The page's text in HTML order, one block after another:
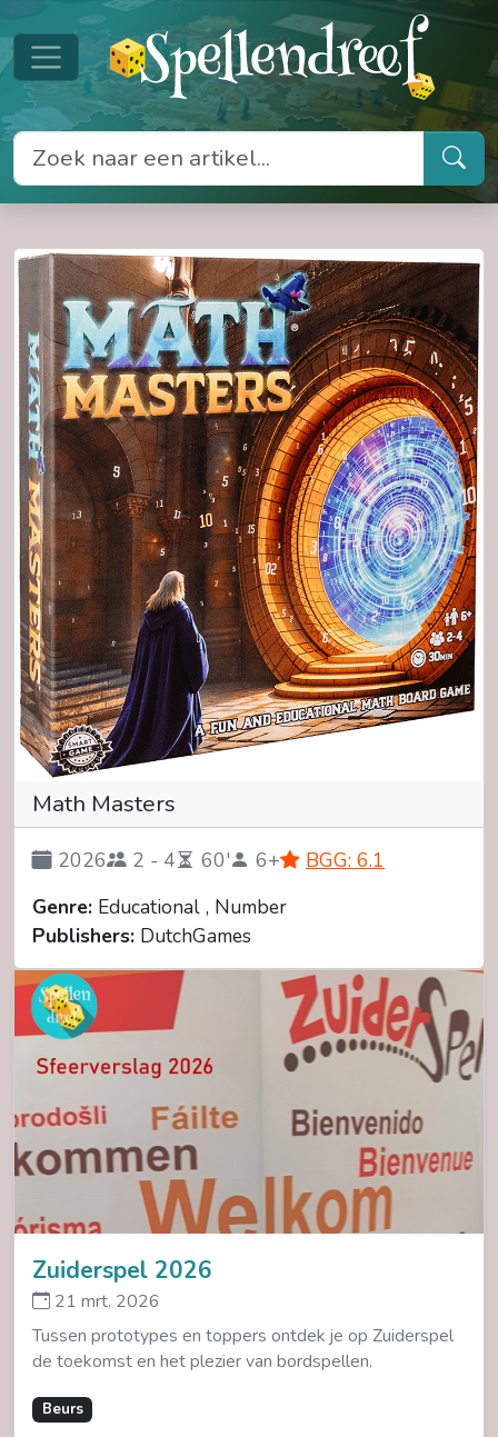
Math Masters
2026 2 - 4 60' 6+
BGG: 6.1
Genre: Educational , Number
Publishers: DutchGames
Zuiderspel 2026
21 mrt. 2026
Tussen prototypes en toppers ontdek je op Zuiderspel
de toekomst en het plezier van bordspellen.
Beurs